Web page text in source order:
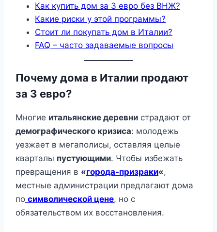
Как купить дом за 3 евро без ВНЖ?
Какие риски у этой программы?
Стоит ли покупать дом в Италии?
FAQ – часто задаваемые вопросы
Почему дома в Италии продают
за 3 евро?
Многие итальянские деревни страдают от
демографического кризиса: молодежь
уезжает в мегаполисы, оставляя целые
кварталы пустующими. Чтобы избежать
превращения в «города-призраки«,
местные администрации предлагают дома
по символической цене, но с
обязательством их восстановления.